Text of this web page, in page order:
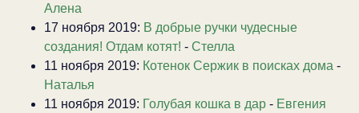
Алена
17 ноября 2019: В добрые ручки чудесные
создания! Отдам котят! - Стелла
11 ноября 2019: Котенок Сержик в поисках дома -
Наталья
11 ноября 2019: Голубая кошка в дар - Евгения